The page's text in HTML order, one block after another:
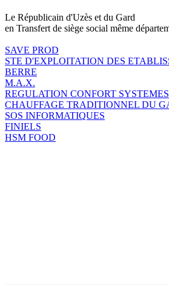
Le Républicain d'Uzès et du Gard
en Transfert de siège social même
SAVE PROD
STE D'EXPLOITATION DES
BERRE
M.A.X.
REGULATION CONFORT SYSTEMES
CHAUFFAGE TRADITIONNEL DU
SOS INFORMATIQUES
FINIELS
HSM FOOD